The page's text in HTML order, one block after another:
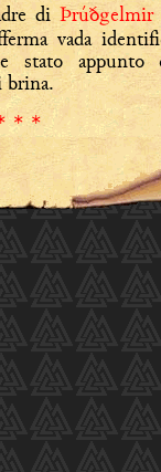
diÞrúðgelmir
vada
stato appunto
* *